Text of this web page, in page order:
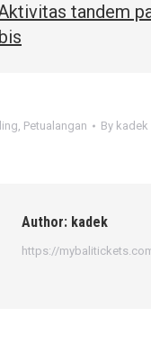
tandem
, Petualangan By kadek
Author: kadek
https://